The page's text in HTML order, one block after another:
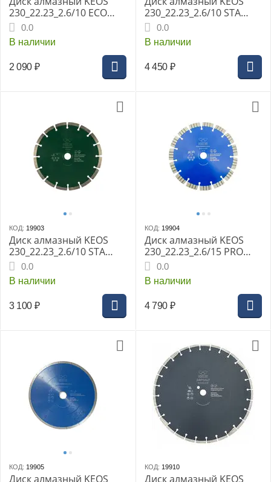
230_22.23_2.6/10 ECO
сегм. по бетону,
кирпичу DBE02.230
0.0
В наличии
2 090 ₽
230_22.23_2.6/10 STA
TURBO по граниту,
камню, железобетону,
кирпичу DBS03.230
0.0
В наличии
4 450 ₽
КОД: 19903
Диск алмазный KEOS
230_22.23_2.6/10 STA
сегментный по бетону,
железобетону, кирпичу
DBS02.230
0.0
В наличии
3 100 ₽
КОД: 19904
Диск алмазный KEOS
230_22.23_2.6/15 PRO
сегм. по бетону, жел/
бетону, граниту, камню,
кирпичу DBP02.230
0.0
В наличии
4 790 ₽
КОД: 19905
Диск алмазный KEOS
КОД: 19910
Диск алмазный KEOS